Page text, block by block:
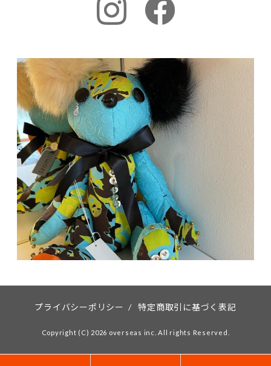
プライバシーポリシー / 特定商取引に基づく表記
Copyright (C) 2026 overseas inc. All rights Reserved.